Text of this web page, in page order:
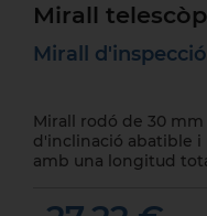
Mirall
Mirall d'inspecció
Mirall rodó de 30
d'inclinació abatible
amb una longitud